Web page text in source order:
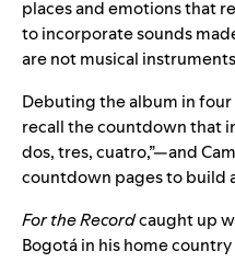
places and emotions that
to incorporate sounds
are not musical
Debuting the album in four
recall the countdown that
dos, tres, cuatro,”—and
countdown pages to build
For the Recordcaught up
Bogotá in his home